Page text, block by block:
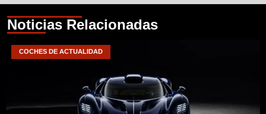
Noticias Relacionadas
COCHES DE ACTUALIDAD